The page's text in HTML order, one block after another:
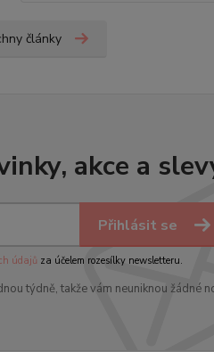
články
akce a
Přihlásit se
údajů za účelem rozesílky newsletteru.
týdně, takže vám neuniknou žádné